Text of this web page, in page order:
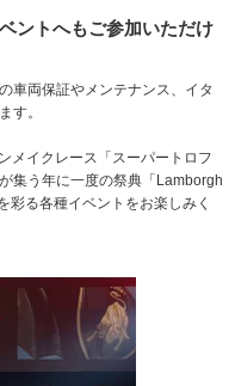
ントへもご参加いただけ
車両保証やメンテナンス、イタ
す。
メイクレース「スーパートロフ
集う年に一度の祭典「Lamborgh
る各種イベントをお楽しみく